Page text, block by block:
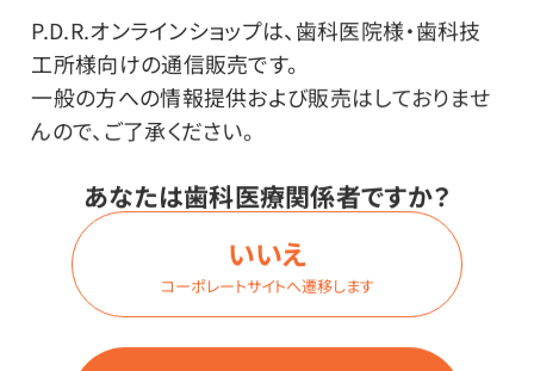
P.D.R.オンラインショップは、歯科医院様・歯科技
工所様向けの通信販売です。
一般の方への情報提供および販売はしておりませ
んので、ご了承ください。
あなたは歯科医療関係者ですか？
いいえ
コーポレートサイトへ遷移します
1ケース（250枚入×10箱）
サイズ：
Sサイズ
価格はログイン後表示
ログイン